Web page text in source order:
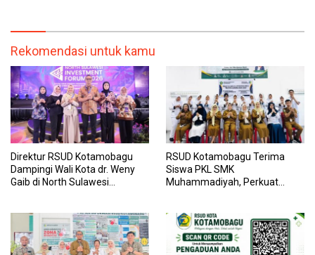
Rekomendasi untuk kamu
Direktur RSUD Kotamobagu
Dampingi Wali Kota dr. Weny
Gaib di North Sulawesi
RSUD Kotamobagu Terima
Siswa PKL SMK
Muhammadiyah, Perkuat